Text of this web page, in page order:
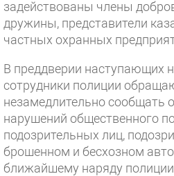
задействованы члены
дружины, представители
частных охранных
В преддверии наступающих
сотрудники полиции
незамедлительно сообщать
нарушений общественного
подозрительных лиц,
брошенном и бесхозном
ближайшему наряду